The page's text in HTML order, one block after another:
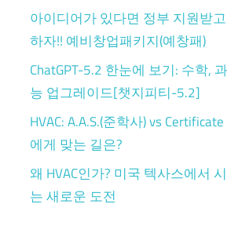
아이디어가 있다면 정부 지원받
하자!! 예비창업패키지(예창패)
ChatGPT-5.2 한눈에 보기: 수학,
능 업그레이드[챗지피티-5.2]
HVAC: A.A.S.(준학사) vs
에게 맞는 길은?
왜 HVAC인가? 미국 텍사스에서
는 새로운 도전